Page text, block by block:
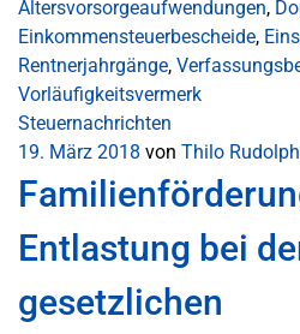
Altersvorsorgeaufwendungen,
Einkommensteuerbescheide,
Rentnerjahrgänge,
Vorläufigkeitsvermerk
Steuernachrichten
19. März 2018 von Thilo Rudolph
Entlastung bei
gesetzlichen